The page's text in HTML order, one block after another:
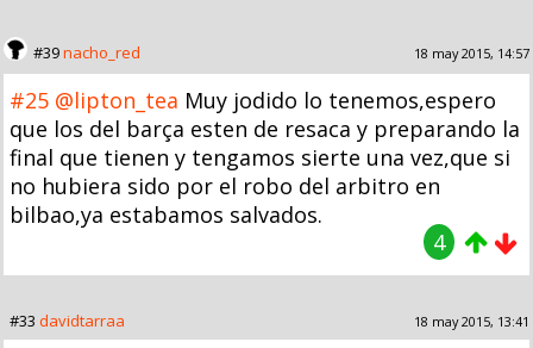
#39nacho_red 18 may 2015, 14:57
#25 @lipton_tea Muy jodido lo tenemos,espero
que los del barça esten de resaca y preparando la
final que tienen y tengamos sierte una vez,que si
no hubiera sido por el robo del arbitro en
bilbao,ya estabamos salvados.
4
#33 davidtarraa 18 may 2015, 13:41